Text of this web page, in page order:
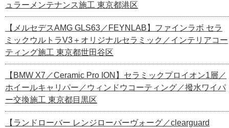
ュラーメンテナンス施工 東京都港区
【メルセデスAMG GLS63／FEYNLAB】ファインラボ セラ
ミックウルトラV3＋オリジナルセラミック／インテリアコー
ティング施工 東京都世田谷区
【BMW X7／Ceramic Pro ION】セラミックプロイオン1層／
ホイールキャリパー／ウィンドウコーティング／撥水ワイパ
ー交換施工 東京都目黒区
【ランドローバー レンジローバーヴォーグ／clearguard